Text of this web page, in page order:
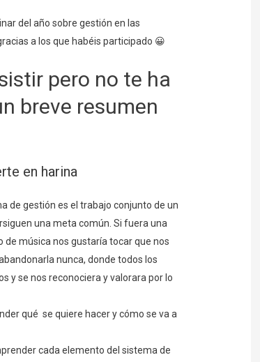
del año sobre gestión en las
a los que habéis participado 😀
pero no te ha
breve resumen
en harina
de gestión es el trabajo conjunto de un
una meta común. Si fuera una
música nos gustaría tocar que nos
nunca, donde todos los
y se nos reconociera y valorara por lo
qué se quiere hacer y cómo se va a
cada elemento del sistema de